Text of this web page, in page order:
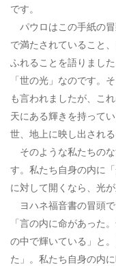
です。
パウロはこの手紙の
で満たされていること
ふれることを語りまし
「世の光」なのです。
も言われましたが、こ
天にある輝きを持って
世、地上に映し出される
そのような私たちの
す。私たち自身の内に
に対して開くなら、光が
ヨハネ福音書の冒頭で
「言の内に命があった
の中で輝いている」と
た」。私たち自身の内